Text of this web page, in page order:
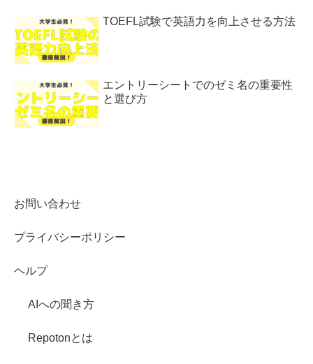
TOEFL試験で英語力を向上させる方法
エントリーシートでのゼミ名の重要性
と選び方
お問い合わせ
プライバシーポリシー
ヘルプ
AIへの聞き方
Repotonとは